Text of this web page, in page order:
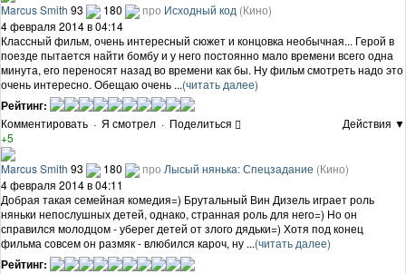
Marcus Smith 93 180 про Исходный код (Кино)
4 февраля 2014 в 04:14
Классный фильм, очень интересный сюжет и концовка необычная... Герой в
поезде пытается найти бомбу и у него постоянно мало времени всего одна
минута, его переносят назад во времени как бы. Ну фильм смотреть надо это
очень интересно. Обещаю очень ...(читать далее)
Рейтинг:
Комментировать · Я смотрел · Поделиться
Действия ▼
+5
Marcus Smith 93 180 про Лысый нянька: Спецзадание (Кино)
4 февраля 2014 в 04:11
Добрая такая семейная комедия=) Брутальный Вин Дизель играет роль
няньки непослушных детей, однако, странная роль для него=) Но он
справился молодцом - уберег детей от злого дядьки=) Хотя под конец
фильма совсем он размяк - влюбился кароч, ну ...(читать далее)
Рейтинг: